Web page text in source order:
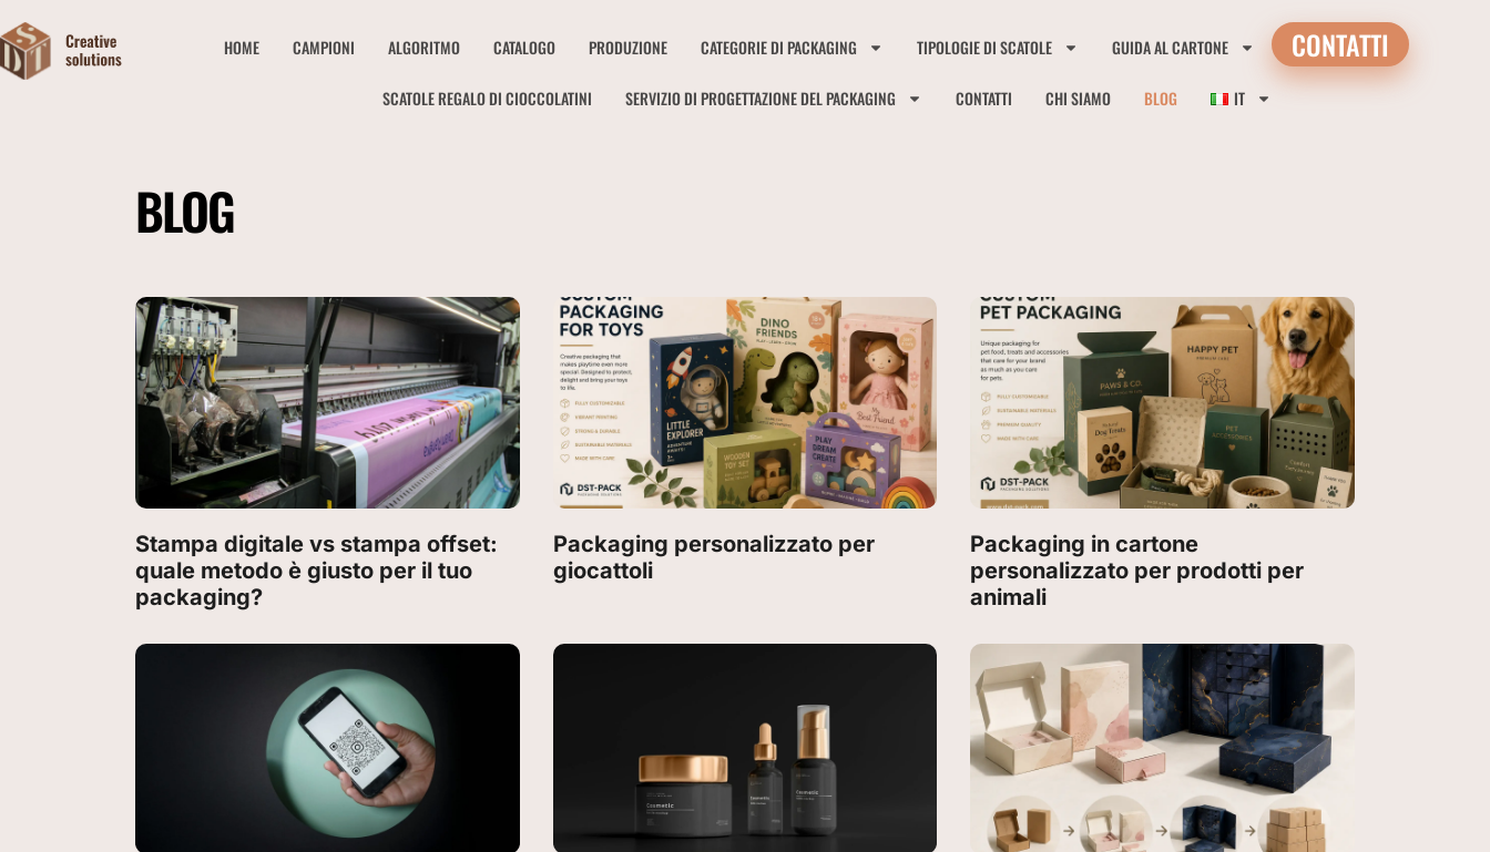
HOME CAMPIONI ALGORITMO CATALOGO PRODUZIONE CATEGORIE DI PACKAGING TIPOLOGIE DI SCATOLE GUIDA AL CARTONE
SCATOLE REGALO DI CIOCCOLATINI SERVIZIO DI PROGETTAZIONE DEL PACKAGING CONTATTI CHI SIAMO BLOG IT
CONTATTI
BLOG
Stampa digitale vs stampa offset:
quale metodo è giusto per il tuo
packaging?
Packaging personalizzato per
giocattoli
Packaging in cartone
personalizzato per prodotti per
animali